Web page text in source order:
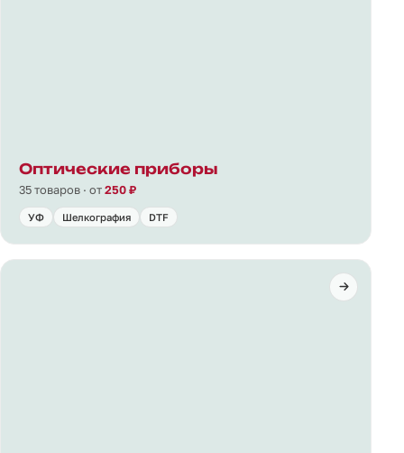
Оптические приборы
35 товаров · от250 ₽
УФ Шелкография DTF